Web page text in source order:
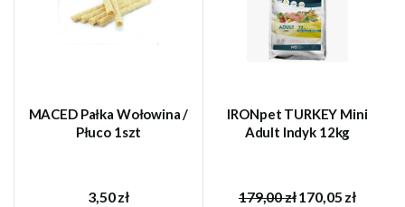
MACED Pałka Wołowina /
Płuco 1szt
3,50 zł
IRONpet TURKEY Mini
Adult Indyk 12kg
179,00 zł170,05 zł